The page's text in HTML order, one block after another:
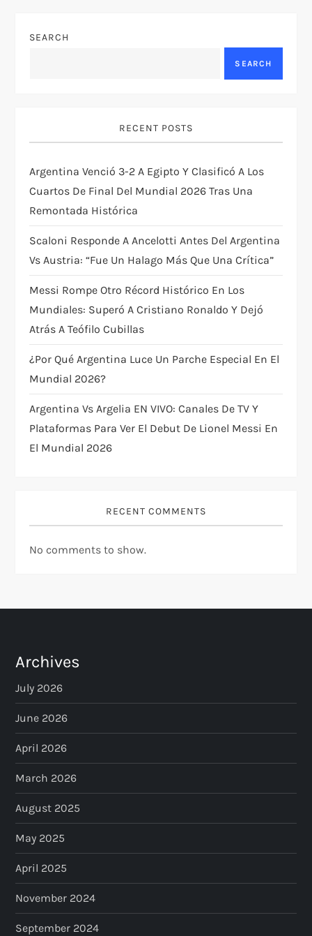
a
a
t
i
o
n
SEARCH
SEARCH
RECENT POSTS
Argentina Venció 3-2 A Egipto Y Clasificó A Los
Cuartos De Final Del Mundial 2026 Tras Una
Remontada Histórica
Scaloni Responde A Ancelotti Antes Del Argentina
Vs Austria: “Fue Un Halago Más Que Una Crítica”
Messi Rompe Otro Récord Histórico En Los
Mundiales: Superó A Cristiano Ronaldo Y Dejó
Atrás A Teófilo Cubillas
¿Por Qué Argentina Luce Un Parche Especial En El
Mundial 2026?
Argentina Vs Argelia EN VIVO: Canales De TV Y
Plataformas Para Ver El Debut De Lionel Messi En
El Mundial 2026
RECENT COMMENTS
No comments to show.
Archives
July 2026
June 2026
April 2026
March 2026
August 2025
May 2025
April 2025
November 2024
September 2024